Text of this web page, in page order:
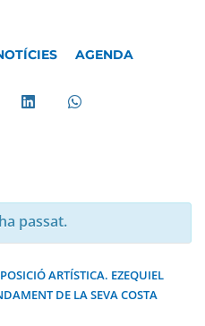
AGENDA
passat.
ARTÍSTICA. EZEQUIEL
DE LA SEVA COSTA